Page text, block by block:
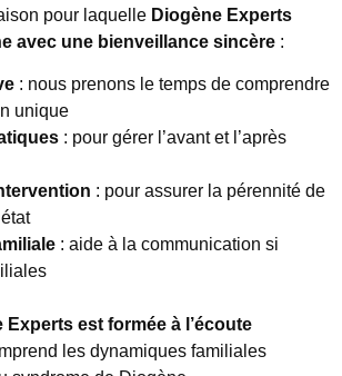
pour laquelle Diogène Experts
avec une bienveillance sincère :
: nous prenons le temps de comprendre
unique
: pour gérer l’avant et l’après
: pour assurer la pérennité de
: aide à la communication si
Experts est formée à l’écoute
les dynamiques familiales